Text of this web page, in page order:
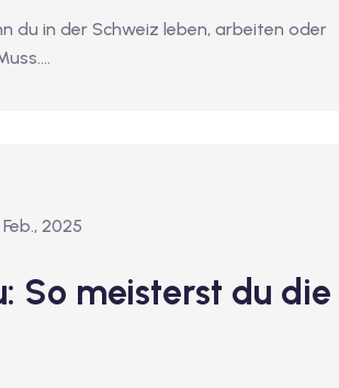
du in der Schweiz leben, arbeiten oder
2025
So meisterst du die